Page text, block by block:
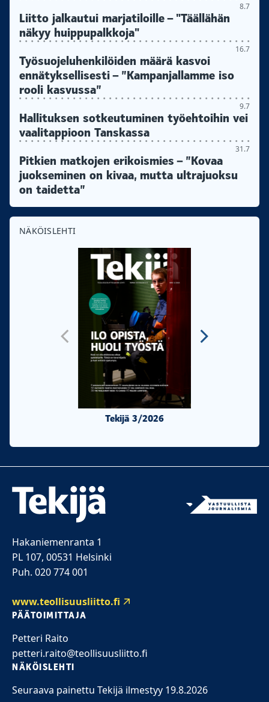
8.7
Liitto jalkautui marjatiloille – "Täällähän
näkyy huippupalkkoja"
16.7
Työsuojeluhenkilöiden määrä kasvoi
ennätyksellisesti – ”Kampanjallamme iso
rooli kasvussa”
9.7
Hallituksen sotkeutuminen työehtoihin vei
vaalitappioon Tanskassa
31.7
Pitkien matkojen erikoismies – ”Kovaa
juokseminen on kivaa, mutta ultrajuoksu
on taidetta”
NÄKÖISLEHTI
Tekijä 3/2026
Hakaniemenranta 1
PL 107, 00531 Helsinki
Puh. 020 774 001
www.teollisuusliitto.fi
PÄÄTOIMITTAJA
Petteri Raito
petteri.raito@teollisuusliitto.fi
NÄKÖISLEHTI
Seuraava painettu Tekijä ilmestyy 19.8.2026